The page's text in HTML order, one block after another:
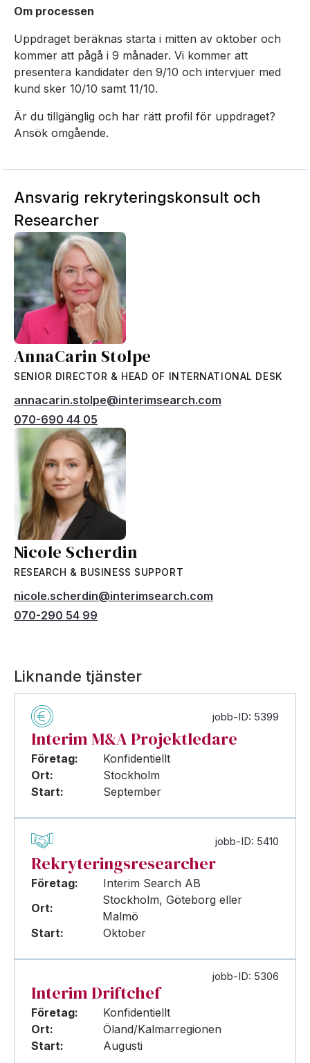
Om processen
Uppdraget beräknas starta i mitten av oktober och
kommer att pågå i 9 månader. Vi kommer att
presentera kandidater den 9/10 och intervjuer med
kund sker 10/10 samt 11/10.
Är du tillgänglig och har rätt profil för uppdraget?
Ansök omgående.
Ansvarig rekryteringskonsult och
Researcher
AnnaCarin Stolpe
SENIOR DIRECTOR & HEAD OF INTERNATIONAL DESK
annacarin.stolpe@interimsearch.com
070-690 44 05
Nicole Scherdin
RESEARCH & BUSINESS SUPPORT
nicole.scherdin@interimsearch.com
070-290 54 99
Liknande tjänster
jobb-ID: 5399
Interim M&A Projektledare
Företag:
Konfidentiellt
Ort:
Stockholm
Start:
September
jobb-ID: 5410
Rekryteringsresearcher
Företag:
Interim Search AB
Ort:
Stockholm, Göteborg eller
Malmö
Start:
Oktober
jobb-ID: 5306
Interim Driftchef
Företag:
Konfidentiellt
Ort:
Öland/Kalmarregionen
Start:
Augusti